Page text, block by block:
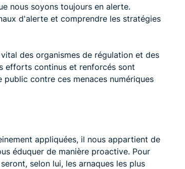
nous soyons toujours en alerte.
d'alerte et comprendre les stratégies
des organismes de régulation et des
efforts continus et renforcés sont
contre ces menaces numériques
appliquées, il nous appartient de
éduquer de manière proactive. Pour
selon lui, les arnaques les plus